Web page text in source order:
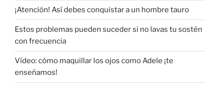
¡Atención! Así debes conquistar a un hombre tauro
Estos problemas pueden suceder si no lavas tu sostén
con frecuencia
Vídeo: cómo maquillar los ojos como Adele ¡te
enseñamos!